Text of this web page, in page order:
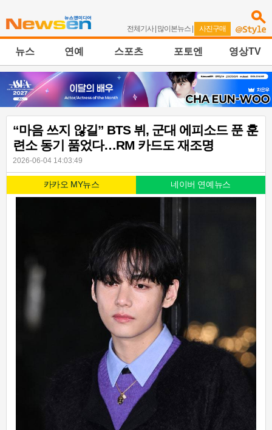
전체기사| 많이본뉴스 | 사진구매
뉴스 연예 스포츠 포토엔 영상TV
“마음 쓰지 않길” BTS 뷔, 군대 에피소드 푼 훈
련소 동기 품었다…RM 카드도 재조명
2026-06-04 14:03:49
카카오 MY뉴스 네이버 연예뉴스